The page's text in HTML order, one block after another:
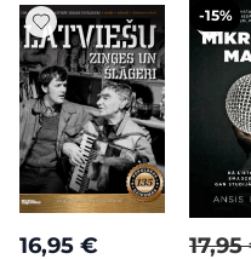
16,95 €
-15%